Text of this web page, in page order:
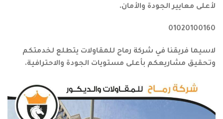
لأعلى معايير الجودة والأمان.
01020100160
لاسيما فريقنا في شركة رماح للمقاولات يتطلع لخدمتكم
وتحقيق مشاريعكم بأعلى مستويات الجودة والاحترافية.